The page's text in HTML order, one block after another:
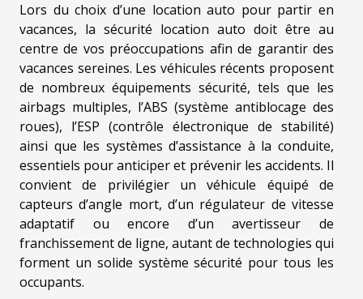
Lors du choix d’une location auto pour partir en
vacances, la sécurité location auto doit être au
centre de vos préoccupations afin de garantir des
vacances sereines. Les véhicules récents proposent
de nombreux équipements sécurité, tels que les
airbags multiples, l’ABS (système antiblocage des
roues), l’ESP (contrôle électronique de stabilité)
ainsi que les systèmes d’assistance à la conduite,
essentiels pour anticiper et prévenir les accidents. Il
convient de privilégier un véhicule équipé de
capteurs d’angle mort, d’un régulateur de vitesse
adaptatif ou encore d’un avertisseur de
franchissement de ligne, autant de technologies qui
forment un solide système sécurité pour tous les
occupants.